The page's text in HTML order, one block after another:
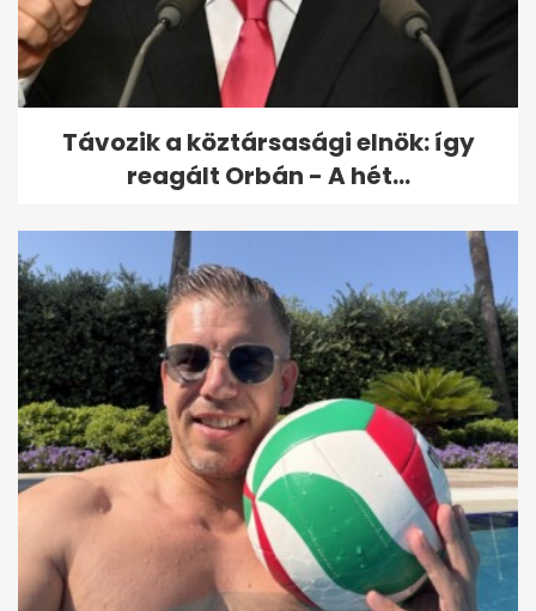
Távozik a köztársasági elnök: így
reagált Orbán - A hét...